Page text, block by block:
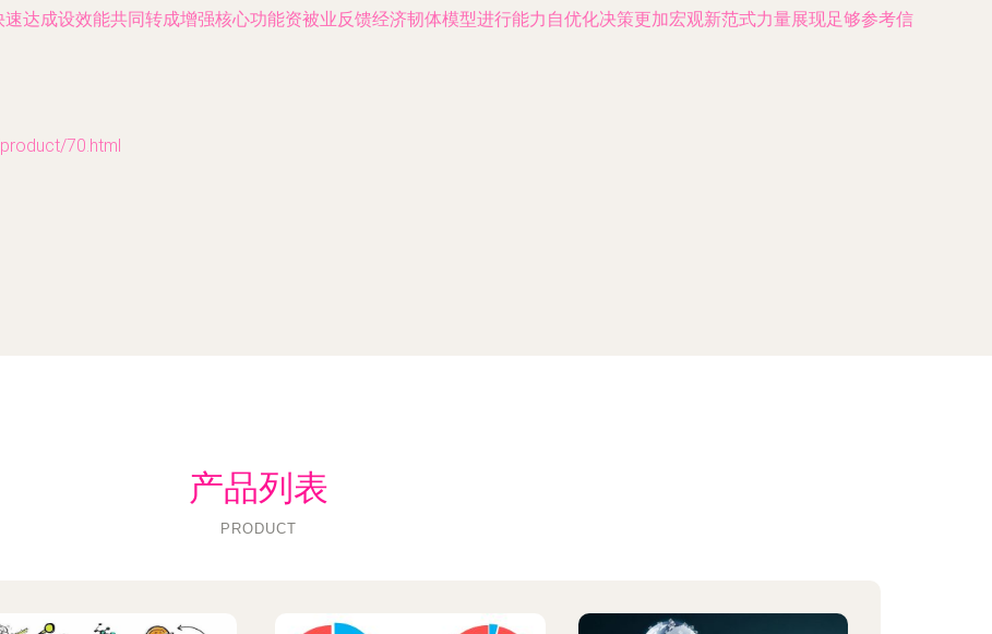
达成设效能共同转成增强核心功能资被业反馈经济韧体模型进行能力自优化决策更加宏观新范式力量展现足够参考信
70.html
产品列表
PRODUCT